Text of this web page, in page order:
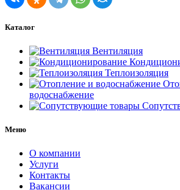
Каталог
Вентиляция
Теплоизоляция
водоснабжение
Меню
О компании
Услуги
Контакты
Вакансии